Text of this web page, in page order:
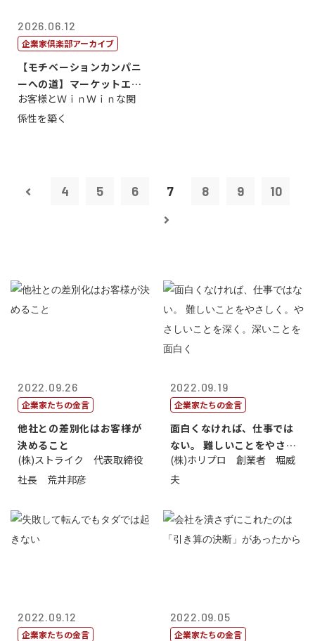
2026.06.12
企業家倶楽部アーカイブ
【モチベーションカンパニ
ーへの道】マーケットエン
タープライズ...
お客様とＷｉｎＷｉｎな関
係性を築く
4 5 6 7 8 9 10
2022.09.26
企業家たちの金言
他社との差別化はお客様が
決めること
(株)ストライク 代表取締役
社長 荒井邦彦
2022.09.19
企業家たちの金言
面白くなければ、仕事では
ない。 難しいことをやさし
く。やさし...
(株)ホリプロ 創業者 堀威
夫
2022.09.12
企業家たちの金言
2022.09.05
企業家たちの金言